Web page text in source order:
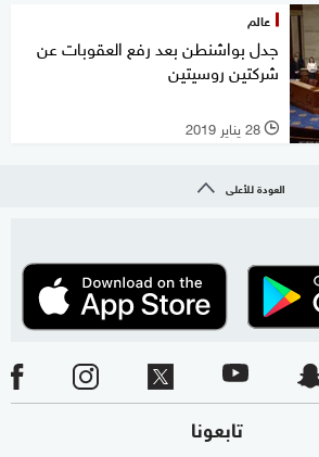
عالم
جدل بواشنطن بعد رفع العقوبات عن
شركتين روسيتين
l 28 يناير 2019
العودة للأعلى
تابعونا